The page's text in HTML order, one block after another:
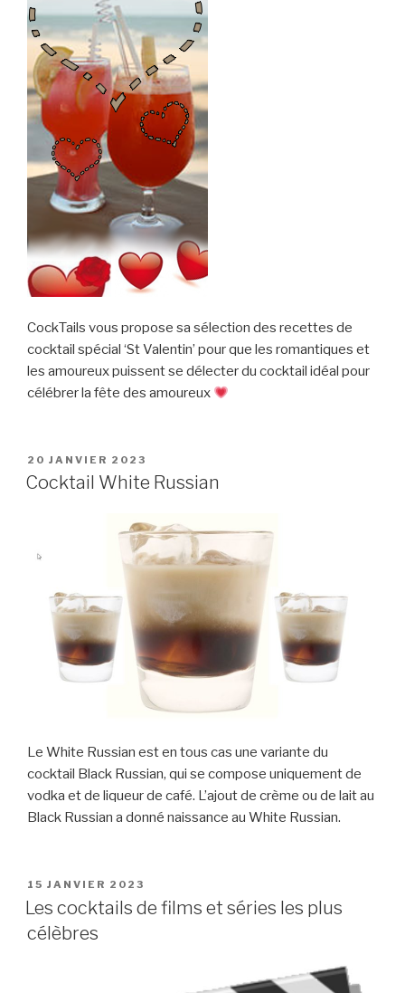
CockTails vous propose sa sélection des recettes de
cocktail spécial ‘St Valentin’ pour que les romantiques et
les amoureux puissent se délecter du cocktail idéal pour
célébrer la fête des amoureux
PUBLIÉ
LE
20 JANVIER 2023
Cocktail White Russian
Le White Russian est en tous cas une variante du
cocktail Black Russian, qui se compose uniquement de
vodka et de liqueur de café. L’ajout de crème ou de lait au
Black Russian a donné naissance au White Russian.
PUBLIÉ
LE
15 JANVIER 2023
Les cocktails de films et séries les plus
célèbres